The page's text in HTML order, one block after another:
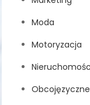
Moda
Motoryzacja
Obcojęzyczne